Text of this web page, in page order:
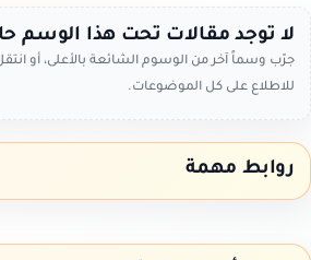
لا توجد مقالات تحت هذا الوسم
جرّب وسماً آخر من الوسوم الشائعة بالأعلى، أو
للاطلاع على كل الموضوعات.
روابط مهمة